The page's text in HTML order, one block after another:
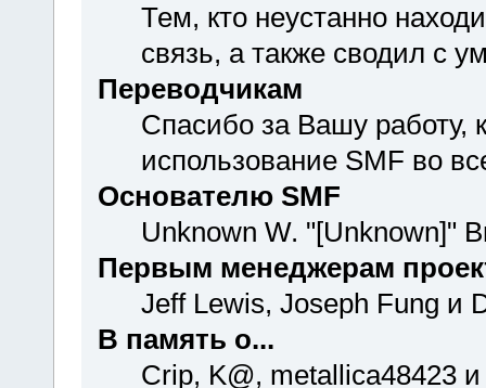
Тем, кто неустанно
связь, а также сводил с
Переводчикам
Спасибо за Вашу работу,
использование SMF во
Основателю SMF
Unknown W. "[Unknown]"
Первым менеджерам
Jeff Lewis, Joseph Fung и
В память о...
Crip, K@, metallica48423